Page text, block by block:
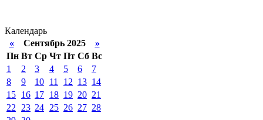
Календарь
«Сентябрь 2025 »
Пн Вт Ср Чт Пт Сб Вс
1
2 3 4 5 6
7
8
9 10 11 12 13 14
15 16 17 18 19 20 21
22
23 24 25 26 27 28